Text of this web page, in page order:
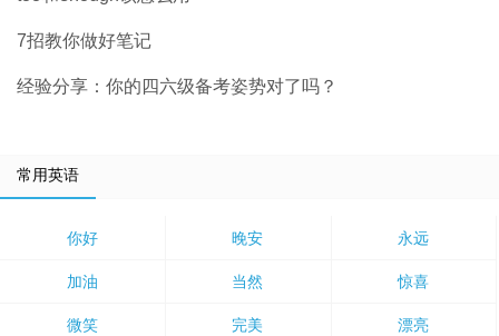
7招教你做好笔记
经验分享：你的四六级备考姿势对了吗？
常用英语
你好 晚安 永远
加油 当然 惊喜
微笑 完美 漂亮